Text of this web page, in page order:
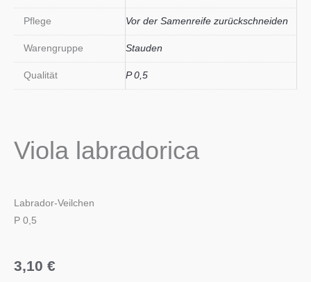
Pflege Vor der Samenreife zurückschneiden
Warengruppe Stauden
Qualität P 0,5
Viola labradorica
Labrador-Veilchen
P 0,5
3,10 €